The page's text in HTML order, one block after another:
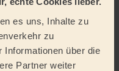
es uns, Inhalte zu
zu
Informationen über die
Partner weiter
Bügeln